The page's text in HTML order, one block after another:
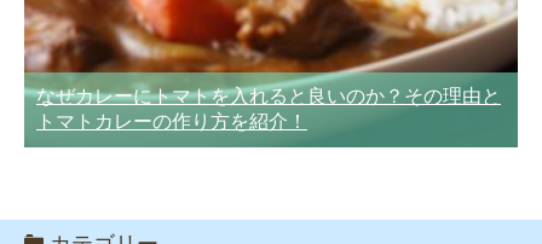
なぜカレーにトマトを入れると良いのか？その理由と
トマトカレーの作り方を紹介！